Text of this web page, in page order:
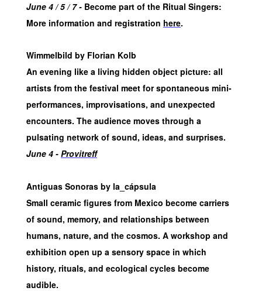
June 4 / 5 /7 - Become part of the Ritual Singers:
More information and registration here.
Wimmelbild by Florian Kolb
An evening like a living hidden object picture: all
artists from the festival meet for spontaneous mini-
performances, improvisations, and unexpected
encounters. The audience moves through a
pulsating network of sound, ideas, and surprises.
June 4 - Provitreff
Antiguas Sonoras by la_cápsula
Small ceramic figures from Mexico become carriers
of sound, memory, and relationships between
humans, nature, and the cosmos. A workshop and
exhibition open up a sensory space in which
history, rituals, and ecological cycles become
audible.